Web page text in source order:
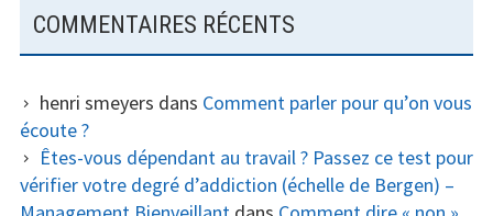
COMMENTAIRES RÉCENTS
henri smeyers dans Comment parler pour qu’on vous
écoute ?
Êtes-vous dépendant au travail ? Passez ce test pour
vérifier votre degré d’addiction (échelle de Bergen) –